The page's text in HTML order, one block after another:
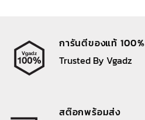
การันตีของแท้ 100%
Trusted By Vgadz
สต๊อกพร้อมส่ง